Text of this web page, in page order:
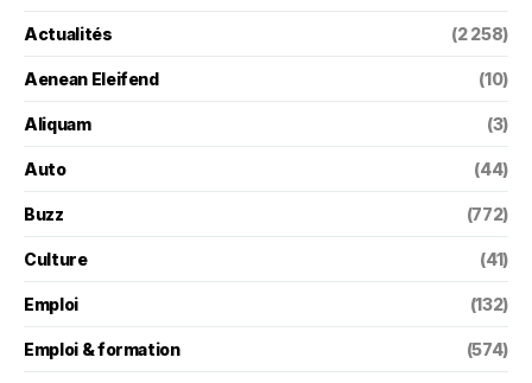
Actualités (2 258)
Aenean Eleifend (10)
Aliquam (3)
Auto (44)
Buzz (772)
Culture (41)
Emploi (132)
Emploi & formation (574)